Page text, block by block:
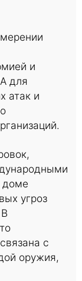
и
для
атак и
доме
угроз
с
оружия,